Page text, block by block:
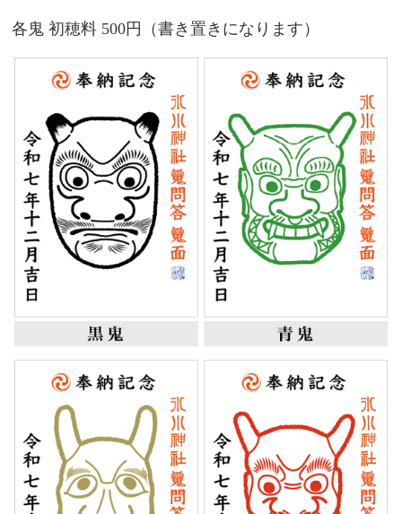
各鬼 初穂料 500円（書き置きになります）